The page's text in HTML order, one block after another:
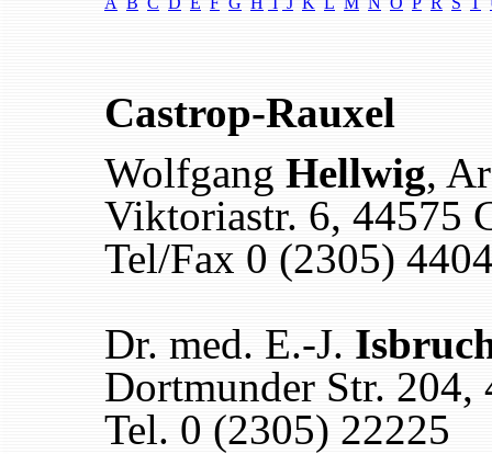
Castrop-Rauxel
Wolfgang Hellwig,
Viktoriastr. 6, 44575
Tel/Fax 0 (2305)
Dr. med. E.-J.
Dortmunder Str. 204,
Tel. 0 (2305) 22225